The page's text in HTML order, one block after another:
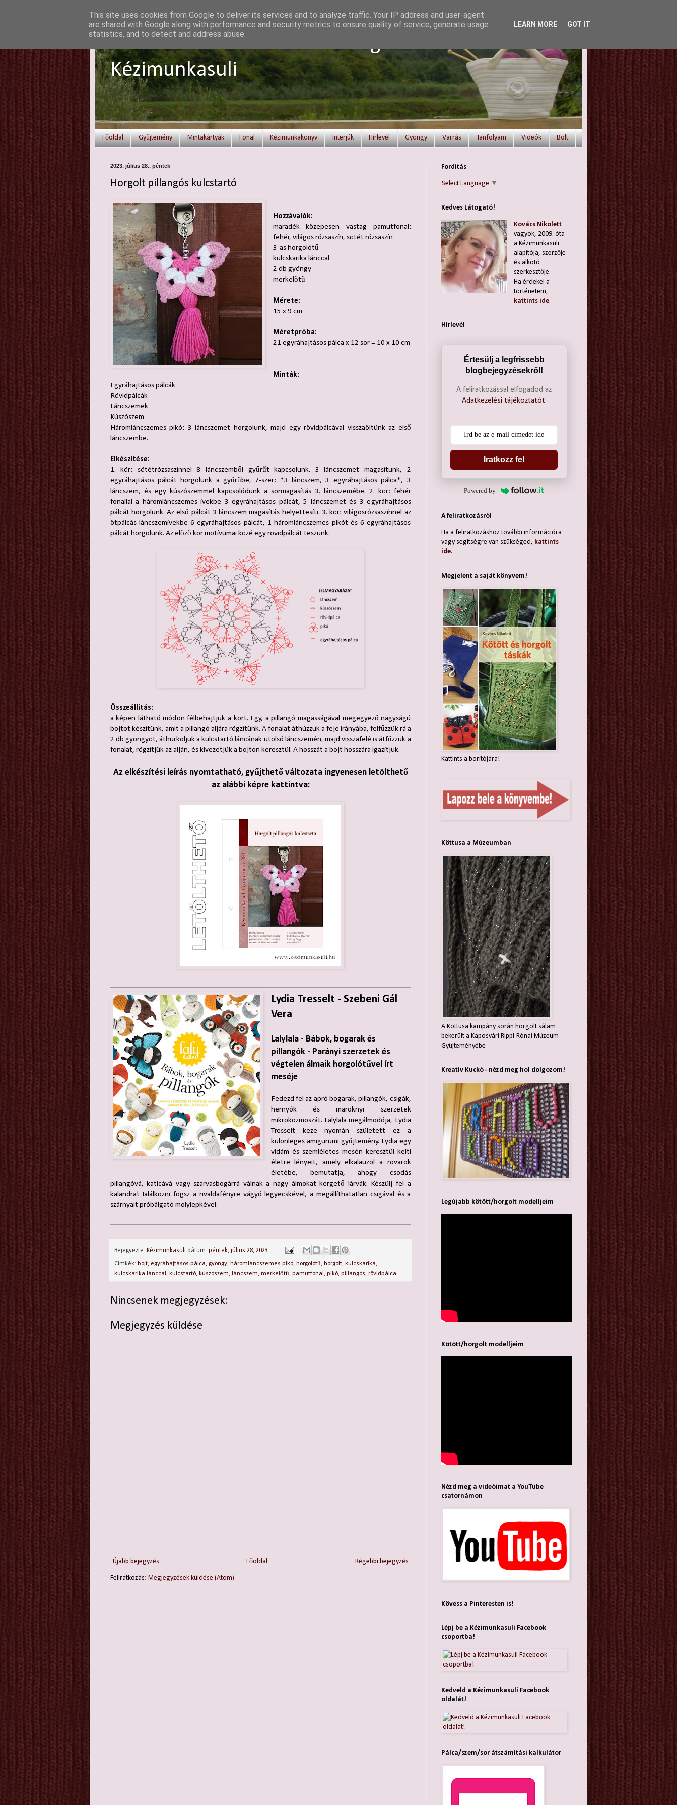
Elvesztetted a fonalat? Itt megtalálod!
Kézimunkasuli
Főoldal Gyűjtemény Mintakártyák Fonal Kézimunkakönyv Interjúk Hírlevél Gyöngy Varrás Tanfolyam Videók Bolt
2023. július 28., péntek
Horgolt pillangós kulcstartó
Hozzávalók:
maradék közepesen vastag pamutfonal:
fehér, világos rózsaszín, sötét rózsaszín
3-as horgolótű
kulcskarika lánccal
2 db gyöngy
merkelőtű
Mérete:
15 x 9 cm
Méretpróba:
21 egyráhajtásos pálca x 12 sor = 10 x 10 cm
Minták:
Egyráhajtásos pálcák
Rövidpálcák
Láncszemek
Kúszószem
Háromláncszemes pikó: 3 láncszemet horgolunk, majd egy rövidpálcával visszaöltünk az első
láncszembe.
Elkészítése:
1. kör: sötétrózsaszínnel 8 láncszemből gyűrűt kapcsolunk. 3 láncszemet magasítunk, 2
egyráhajtásos pálcát horgolunk a gyűrűbe, 7-szer: *3 láncszem, 3 egyráhajtásos pálca*, 3
láncszem, és egy kúszószemmel kapcsolódunk a sormagasítás 3. láncszemébe. 2. kör: fehér
fonallal a háromláncszemes ívekbe 3 egyráhajtásos pálcát, 5 láncszemet és 3 egyráhajtásos
pálcát horgolunk. Az első pálcát 3 láncszem magasítás helyettesíti. 3. kör: világosrózsaszínnel az
ötpálcás láncszemívekbe 6 egyráhajtásos pálcát, 1 háromláncszemes pikót és 6 egyráhajtásos
pálcát horgolunk. Az előző kör motívumai közé egy rövidpálcát teszünk.
Összeállítás:
a képen látható módon félbehajtjuk a kört. Egy, a pillangó magasságával megegyező nagyságú
bojtot készítünk, amit a pillangó aljára rögzítünk. A fonalat áthúzzuk a feje irányába, felfűzzük rá a
2 db gyöngyöt, áthurkoljuk a kulcstartó láncának utolsó láncszemén, majd visszafelé is átfűzzük a
fonalat, rögzítjük az alján, és kivezetjük a bojton keresztül. A hosszát a bojt hosszára igazítjuk.
Az elkészítési leírás nyomtatható, gyűjthető változata ingyenesen letölthető
az alábbi képre kattintva:
Lydia Tresselt - Szebeni Gál
Vera
Lalylala - Bábok, bogarak és
pillangók - Parányi szerzetek és
végtelen álmaik horgolótűvel írt
meséje
Fedezd fel az apró bogarak, pillangók, csigák,
hernyók és maroknyi szerzetek
mikrokozmoszát. Lalylala megálmodója, Lydia
Tresselt keze nyomán született ez a
különleges amigurumi gyűjtemény. Lydia egy
vidám és szemléletes mesén keresztül kelti
életre lényeit, amely elkalauzol a rovarok
életébe, bemutatja, ahogy csodás
pillangóvá, katicává vagy szarvasbogárrá válnak a nagy álmokat kergető lárvák. Készülj fel a
kalandra! Találkozni fogsz a rivaldafényre vágyó legyecskével, a megállíthatatlan csigával és a
szárnyait próbálgató molylepkével.
Bejegyezte: Kézimunkasuli dátum: péntek, július 28, 2023
Címkék: bojt, egyráhajtásos pálca, gyöngy, háromláncszemes pikó, horgolótű, horgolt, kulcskarika,
kulcskarika lánccal , kulcstartó, kúszószem, láncszem, merkelőtű, pamutfonal , pikó, pillangós, rövidpálca
Nincsenek megjegyzések:
Megjegyzés küldése
Újabb bejegyzés Régebbi bejegyzés
Főoldal
Feliratkozás: Megjegyzések küldése (Atom)
Fordítás
Select Language ▼
Kedves Látogató!
Kovács Nikolett
vagyok, 2009. óta
a Kézimunkasuli
alapítója, szerzője
és alkotó
szerkesztője.
Ha érdekel a
történetem,
kattints ide.
Hírlevél
Értesülj a legfrissebb
blogbejegyzésekről!
A feliratkozással elfogadod az
Adatkezelési tájékoztatót.
Iratkozz fel
Powered by
A feliratkozásról
Ha a feliratkozáshoz további információra
vagy segítségre van szükséged, kattints
ide.
Megjelent a saját könyvem!
Kattints a borítójára!
Köttusa a Múzeumban
A Köttusa kampány során horgolt sálam
bekerült a Kaposvári Rippl-Rónai Múzeum
Gyűjteményébe
Kreatív Kuckó - nézd meg hol dolgozom!
Legújabb kötött/horgolt modelljeim
Kötött/horgolt modelljeim
Nézd meg a videóimat a YouTube
csatornámon
Kövess a Pinteresten is!
Lépj be a Kézimunkasuli Facebook
csoportba!
Kedveld a Kézimunkasuli Facebook
oldalát!
Pálca/szem/sor átszámítási kalkulátor
This site uses cookies from Google to deliver its services and to analyze traffic. Your IP address and user-agent
are shared with Google along with performance and security metrics to ensure quality of service, generate usage
statistics, and to detect and address abuse.
LEARN MORE GOT IT